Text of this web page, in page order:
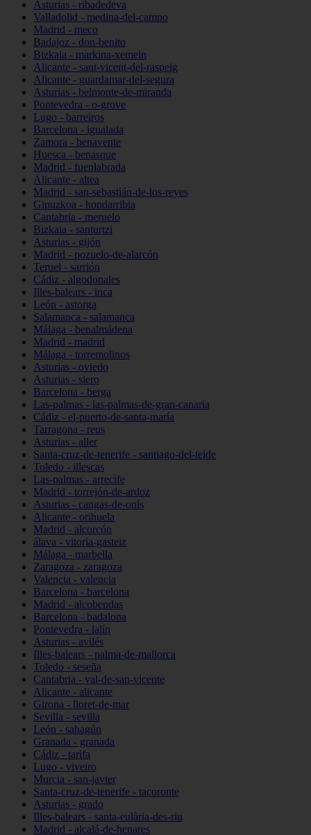
Asturias - ribadedeva
Valladolid - medina-del-campo
Madrid - meco
Badajoz - don-benito
Bizkaia - markina-xemein
Alicante - sant-vicent-del-raspeig
Alicante - guardamar-del-segura
Asturias - belmonte-de-miranda
Pontevedra - o-grove
Lugo - barreiros
Barcelona - igualada
Zamora - benavente
Huesca - benasque
Madrid - fuenlabrada
Alicante - altea
Madrid - san-sebastián-de-los-reyes
Gipuzkoa - hondarribia
Cantabria - meruelo
Bizkaia - santurtzi
Asturias - gijón
Madrid - pozuelo-de-alarcón
Teruel - sarrión
Cádiz - algodonales
Illes-balears - inca
León - astorga
Salamanca - salamanca
Málaga - benalmádena
Madrid - madrid
Málaga - torremolinos
Asturias - oviedo
Asturias - siero
Barcelona - berga
Las-palmas - las-palmas-de-gran-canaria
Cádiz - el-puerto-de-santa-maría
Tarragona - reus
Asturias - aller
Santa-cruz-de-tenerife - santiago-del-teide
Toledo - illescas
Las-palmas - arrecife
Madrid - torrejón-de-ardoz
Asturias - cangas-de-onís
Alicante - orihuela
Madrid - alcorcón
álava - vitoria-gasteiz
Málaga - marbella
Zaragoza - zaragoza
Valencia - valencia
Barcelona - barcelona
Madrid - alcobendas
Barcelona - badalona
Pontevedra - lalín
Asturias - avilés
Illes-balears - palma-de-mallorca
Toledo - seseña
Cantabria - val-de-san-vicente
Alicante - alicante
Girona - lloret-de-mar
Sevilla - sevilla
León - sahagún
Granada - granada
Cádiz - tarifa
Lugo - viveiro
Murcia - san-javier
Santa-cruz-de-tenerife - tacoronte
Asturias - grado
Illes-balears - santa-eulària-des-riu
Madrid - alcalá-de-henares